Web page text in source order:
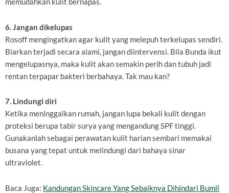
memudahkan kulit bernapas.
6. Jangan dikelupas
Rosoff mengingatkan agar kulit yang melepuh terkelupas sendiri.
Biarkan terjadi secara alami, jangan diintervensi. Bila Bunda ikut
mengelupasnya, maka kulit akan semakin perih dan tubuh jadi
rentan terpapar bakteri berbahaya. Tak mau kan?
7. Lindungi diri
Ketika meninggalkan rumah, jangan lupa bekali kulit dengan
proteksi berupa tabir surya yang mengandung SPF tinggi.
Gunakanlah sebagai perawatan kulit harian sembari memakai
busana yang tepat untuk melindungi dari bahaya sinar
ultraviolet.
Baca Juga: Kandungan Skincare Yang Sebaiknya Dihindari Bumil